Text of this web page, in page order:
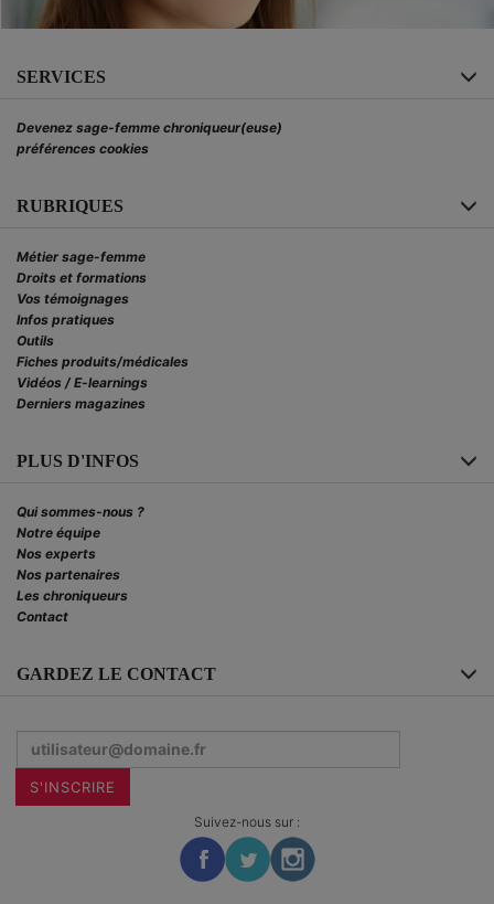
SERVICES
Devenez sage-femme chroniqueur(euse)
préférences cookies
RUBRIQUES
Métier sage-femme
Droits et formations
Vos témoignages
Infos pratiques
Outils
Fiches produits/médicales
Vidéos / E-learnings
Derniers magazines
PLUS D'INFOS
Qui sommes-nous ?
Notre équipe
Nos experts
Nos partenaires
Les chroniqueurs
Contact
GARDEZ LE CONTACT
newsletter
S'INSCRIRE
Suivez-nous sur :